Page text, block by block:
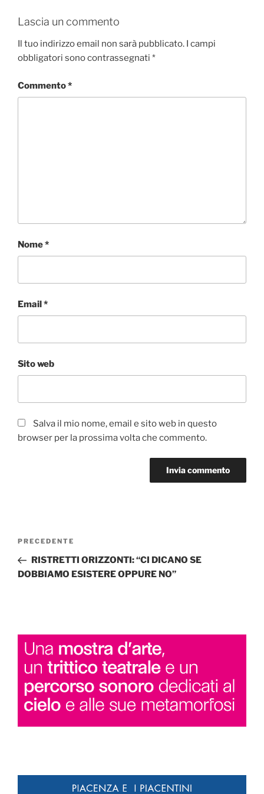
Lascia un commento
Il tuo indirizzo email non sarà pubblicato. I campi
obbligatori sono contrassegnati *
Commento*
Nome*
Email*
Sito web
Salva il mio nome, email e sito web in questo
browser per la prossima volta che commento.
Navigazione
Articolo
precedente:
PRECEDENTE
RISTRETTI ORIZZONTI: “CI DICANO SE
DOBBIAMO ESISTERE OPPURE NO”